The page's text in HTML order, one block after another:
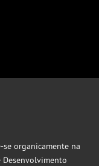
se organicamente na